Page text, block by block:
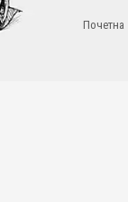
Почетна